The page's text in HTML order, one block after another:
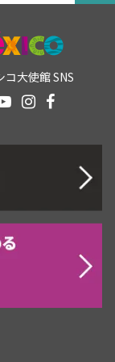
コ大使館 SNS